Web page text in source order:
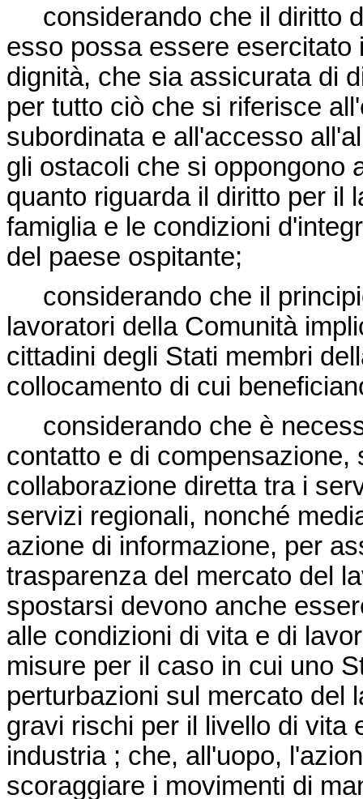
considerando che il diritto
esso possa essere esercitato
dignità, che sia assicurata di
per tutto ciò che si riferisce
subordinata e all'accesso
gli ostacoli che si oppongono
quanto riguarda il diritto per il
famiglia e le condizioni
del paese ospitante;
considerando che il
lavoratori della Comunità
cittadini degli Stati membri
collocamento di cui
considerando che è
contatto e di
collaborazione diretta tra i
servizi regionali, nonché
azione di informazione, per
trasparenza del mercato del
spostarsi devono anche
alle condizioni di vita e di
misure per il caso in cui uno
perturbazioni sul mercato del
gravi rischi per il livello di vita
industria ; che, all'uopo,
scoraggiare i movimenti di